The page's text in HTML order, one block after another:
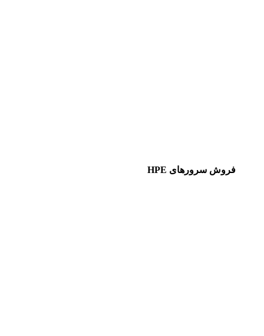
فروش سرورهای HPE